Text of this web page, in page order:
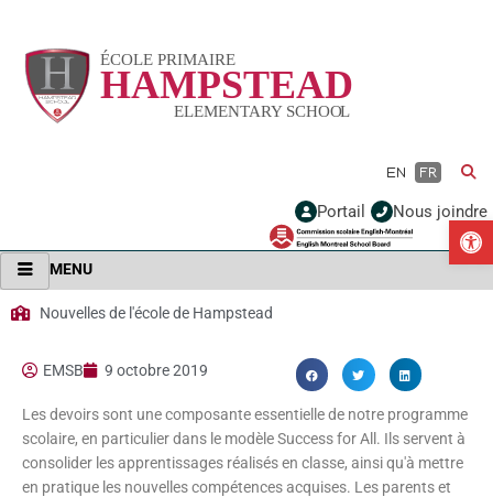
EN FR
Portail Nous joindre
MENU
Nouvelles de l'école de Hampstead
EMSB 9 octobre 2019
Les devoirs sont une composante essentielle de notre programme
scolaire, en particulier dans le modèle Success for All. Ils servent à
consolider les apprentissages réalisés en classe, ainsi qu'à mettre
en pratique les nouvelles compétences acquises. Les parents et